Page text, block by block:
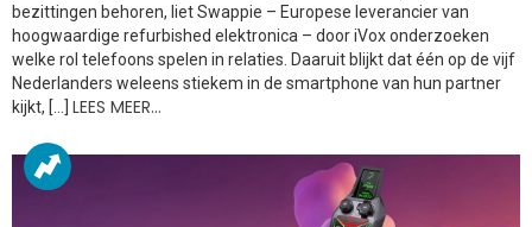
bezittingen behoren, liet Swappie – Europese leverancier van
hoogwaardige refurbished elektronica – door iVox onderzoeken
welke rol telefoons spelen in relaties. Daaruit blijkt dat één op de vijf
Nederlanders weleens stiekem in de smartphone van hun partner
kijkt, […] LEES MEER…